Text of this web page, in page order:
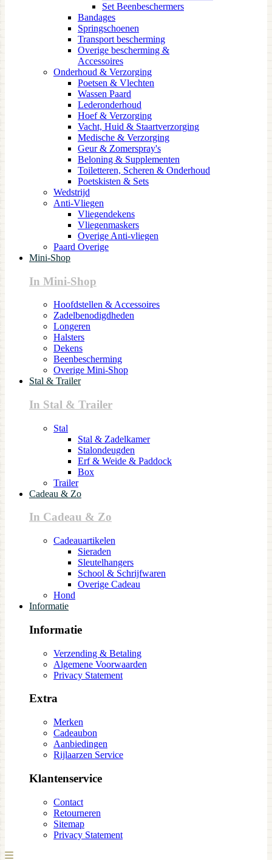
Set Beenbeschermers
Bandages
Springschoenen
Transport bescherming
Overige bescherming &
Accessoires
Onderhoud & Verzorging
Poetsen & Vlechten
Wassen Paard
Lederonderhoud
Hoef & Verzorging
Vacht, Huid & Staartverzorging
Medische & Verzorging
Geur & Zomerspray's
Beloning & Supplementen
Toiletteren, Scheren & Onderhoud
Poetskisten & Sets
Wedstrijd
Anti-Vliegen
Vliegendekens
Vliegenmaskers
Overige Anti-vliegen
Paard Overige
Mini-Shop
In Mini-Shop
Hoofdstellen & Accessoires
Zadelbenodigdheden
Longeren
Halsters
Dekens
Beenbescherming
Overige Mini-Shop
Stal & Trailer
In Stal & Trailer
Stal
Stal & Zadelkamer
Stalondeugden
Erf & Weide & Paddock
Box
Trailer
Cadeau & Zo
In Cadeau & Zo
Cadeauartikelen
Sieraden
Sleutelhangers
School & Schrijfwaren
Overige Cadeau
Hond
Informatie
Informatie
Verzending & Betaling
Algemene Voorwaarden
Privacy Statement
Extra
Merken
Cadeaubon
Aanbiedingen
Rijlaarzen Service
Klantenservice
Contact
Retourneren
Sitemap
Privacy Statement